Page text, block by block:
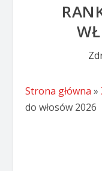
Strona główna »
do włosów 2026